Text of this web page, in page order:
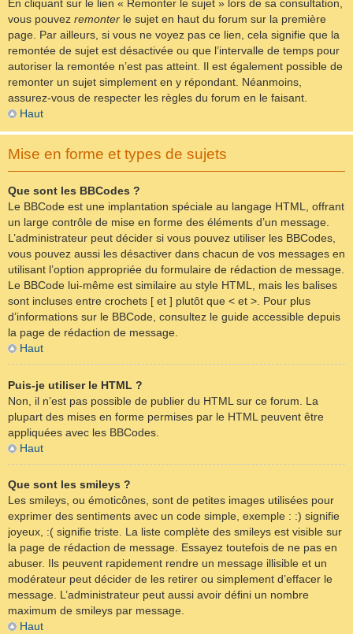
En cliquant sur le lien « Remonter le sujet » lors de sa consultation,
vous pouvez remonter le sujet en haut du forum sur la première
page. Par ailleurs, si vous ne voyez pas ce lien, cela signifie que la
remontée de sujet est désactivée ou que l’intervalle de temps pour
autoriser la remontée n’est pas atteint. Il est également possible de
remonter un sujet simplement en y répondant. Néanmoins,
assurez-vous de respecter les règles du forum en le faisant.
Haut
Mise en forme et types de sujets
Que sont les BBCodes ?
Le BBCode est une implantation spéciale au langage HTML, offrant
un large contrôle de mise en forme des éléments d’un message.
L’administrateur peut décider si vous pouvez utiliser les BBCodes,
vous pouvez aussi les désactiver dans chacun de vos messages en
utilisant l’option appropriée du formulaire de rédaction de message.
Le BBCode lui-même est similaire au style HTML, mais les balises
sont incluses entre crochets [ et ] plutôt que < et >. Pour plus
d’informations sur le BBCode, consultez le guide accessible depuis
la page de rédaction de message.
Haut
Puis-je utiliser le HTML ?
Non, il n’est pas possible de publier du HTML sur ce forum. La
plupart des mises en forme permises par le HTML peuvent être
appliquées avec les BBCodes.
Haut
Que sont les smileys ?
Les smileys, ou émoticônes, sont de petites images utilisées pour
exprimer des sentiments avec un code simple, exemple : :) signifie
joyeux, :( signifie triste. La liste complète des smileys est visible sur
la page de rédaction de message. Essayez toutefois de ne pas en
abuser. Ils peuvent rapidement rendre un message illisible et un
modérateur peut décider de les retirer ou simplement d’effacer le
message. L’administrateur peut aussi avoir défini un nombre
maximum de smileys par message.
Haut